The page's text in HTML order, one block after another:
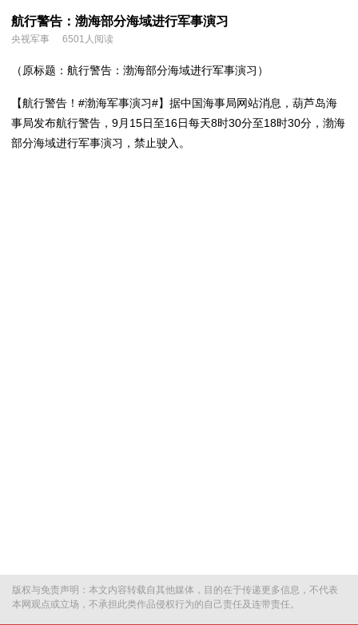
航行警告：渤海部分海域进行军事演习
央视军事 6501人阅读
（原标题：航行警告：渤海部分海域进行军事演习）
【航行警告！#渤海军事演习#】据中国海事局网站消息，葫芦岛海
事局发布航行警告，9月15日至16日每天8时30分至18时30分，渤海
部分海域进行军事演习，禁止驶入。
版权与免责声明：本文内容转载自其他媒体，目的在于传递更多信息，不代表
本网观点或立场，不承担此类作品侵权行为的自己责任及连带责任。